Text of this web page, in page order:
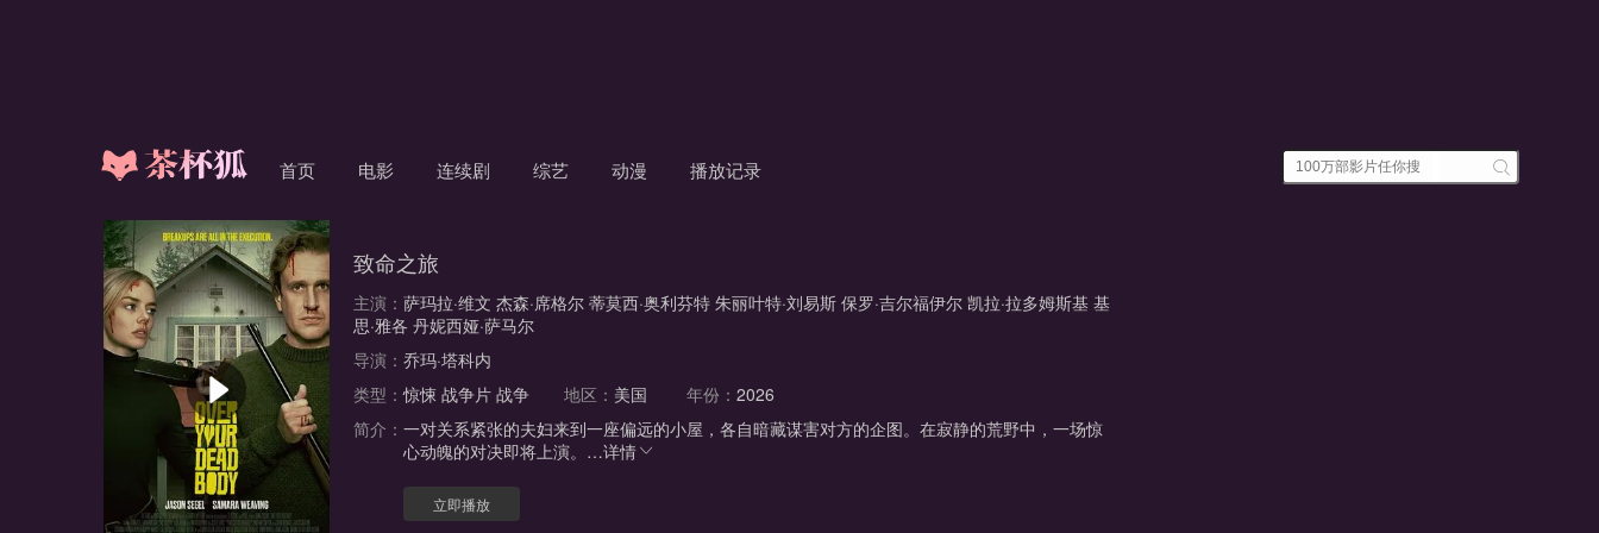
首页 电影 连续剧 综艺 动漫 播放记录
致命之旅
主演：萨玛拉·维文 杰森·席格尔 蒂莫西·奥利芬特 朱丽叶特·刘易斯 保罗·吉尔福伊尔 凯拉·拉多姆斯基 基
思·雅各 丹妮西娅·萨马尔
导演：乔玛·塔科内
类型：惊悚 战争片 战争 地区： 美国 年份：2026
简介：一对关系紧张的夫妇来到一座偏远的小屋，各自暗藏谋害对方的企图。在寂静的荒野中，一场惊
心动魄的对决即将上演。…详情
立即播放